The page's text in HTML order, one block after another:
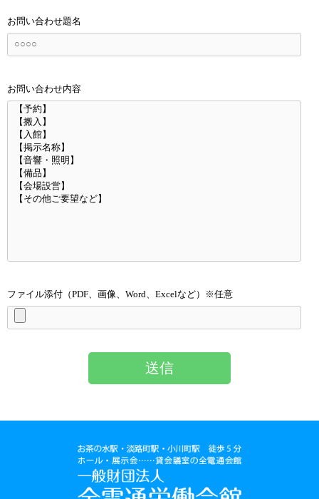
お問い合わせ題名
お問い合わせ内容
ファイル添付（PDF、画像、Word、Excelなど）※任意